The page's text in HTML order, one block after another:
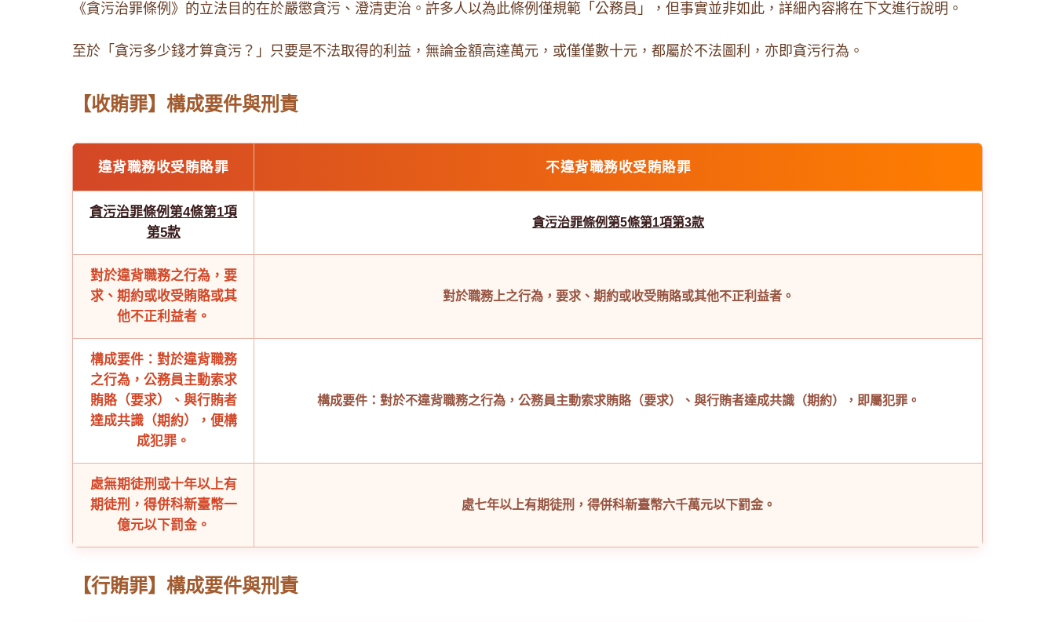
《貪污治罪條例》的立法目的在於嚴懲貪污、澄清吏治。許多人以為此條例僅規範「公務員」，但事實並非如此，詳細內容將在下文進行說明。
至於「貪污多少錢才算貪污？」只要是不法取得的利益，無論金額高達萬元，或僅僅數十元，都屬於不法圖利，亦即貪污行為。
【收賄罪】構成要件與刑責
違背職務收受賄賂罪 不違背職務收受賄賂罪
貪污治罪條例第4條第1項
第5款
貪污治罪條例第5條第1項第3款
對於違背職務之行為，要
求、期約或收受賄賂或其
他不正利益者。
對於職務上之行為，要求、期約或收受賄賂或其他不正利益者。
構成要件：對於違背職務
之行為，公務員主動索求
賄賂（要求）、與行賄者
達成共識（期約），便構
成犯罪。
構成要件：對於不違背職務之行為，公務員主動索求賄賂（要求）、與行賄者達成共識（期約），即屬犯罪。
處無期徒刑或十年以上有
期徒刑，得併科新臺幣一
億元以下罰金。
處七年以上有期徒刑，得併科新臺幣六千萬元以下罰金。
【行賄罪】構成要件與刑責